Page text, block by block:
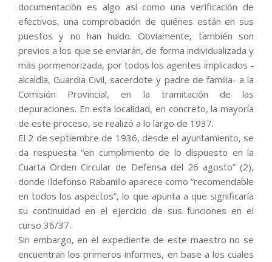
documentación es algo así como una verificación de
efectivos, una comprobación de quiénes están en sus
puestos y no han huido. Obviamente, también son
previos a los que se enviarán, de forma individualizada y
más pormenorizada, por todos los agentes implicados -
alcaldía, Guardia Civil, sacerdote y padre de familia- a la
Comisión Provincial, en la tramitación de las
depuraciones. En esta localidad, en concreto, la mayoría
de este proceso, se realizó a lo largo de 1937.
El 2 de septiembre de 1936, desde el ayuntamiento, se
da respuesta “en cumplimiento de lo dispuesto en la
Cuarta Orden Circular de Defensa del 26 agosto” (2),
donde Ildefonso Rabanillo aparece como “recomendable
en todos los aspectos”, lo que apunta a que significaría
su continuidad en el ejercicio de sus funciones en el
curso 36/37.
Sin embargo, en el expediente de este maestro no se
encuentran los primeros informes, en base a los cuales